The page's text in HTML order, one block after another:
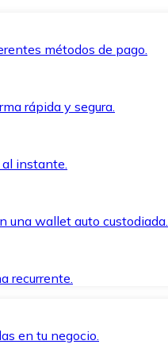
métodos de pago.
rápida y segura.
instante.
una wallet auto custodiada.
recurrente.
en tu negocio.